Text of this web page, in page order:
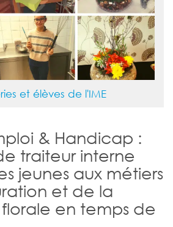
et élèves de l'IME
& Handicap :
traiteur interne
jeunes aux métiers
et de la
en temps de